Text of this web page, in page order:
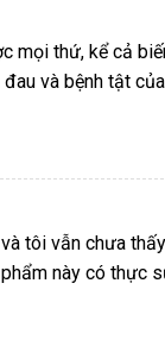
mọi thứ, kể cả
và bệnh tật của
tôi vẫn chưa thấy
này có thực